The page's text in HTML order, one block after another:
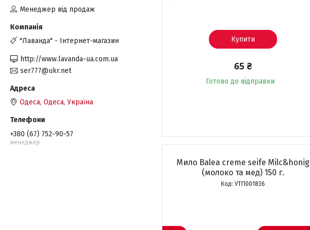
Купити
65 ₴
Готово до відправки
Мило Balea creme seife Milc&honig
(молоко та мед) 150 г.
УТП001836
Менеджер від продаж
"Лаванда" - Інтернет-магазин
http://www.lavanda-ua.com.ua
ser777@ukr.net
Одеса, Одеса, Україна
+380 (67) 752-90-57
менеджер